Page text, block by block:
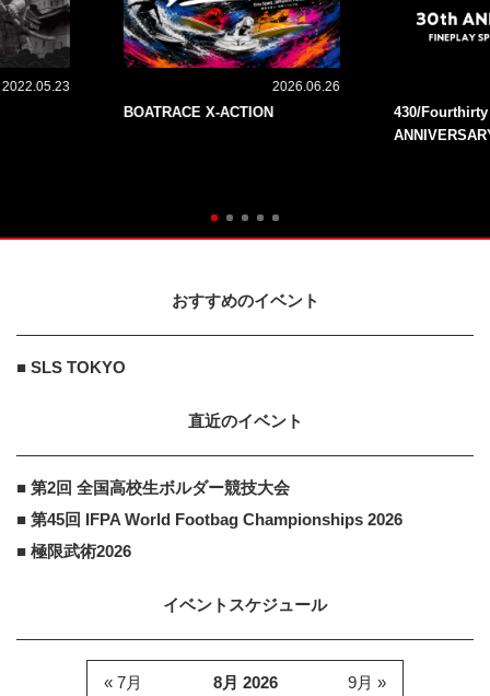
2022.05.23 2026.06.26
BOATRACE X-ACTION
430/
おすすめのイベント
■ SLS TOKYO
直近のイベント
■ 第2回 全国高校生ボルダー競技大会
■ 第45回 IFPA World Footbag Championships 2026
■ 極限武術2026
イベントスケジュール
8月 2026
« 7月 9月 »